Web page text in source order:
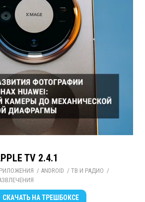
TV 2.4.1
/ ANDROID / ТВ И РАДИО /
СКАЧАТЬ НА ТРЕШБОКСЕ